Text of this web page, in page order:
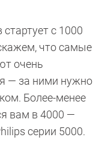
с 1000
что самые
очень
— за ними нужно
Более-менее
вам в 4000 —
серии 5000.